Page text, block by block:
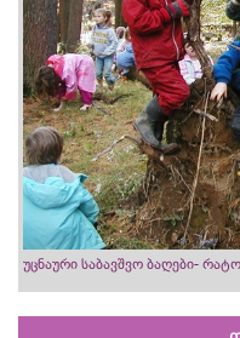
უცნაური საბავშვო ბაღები-